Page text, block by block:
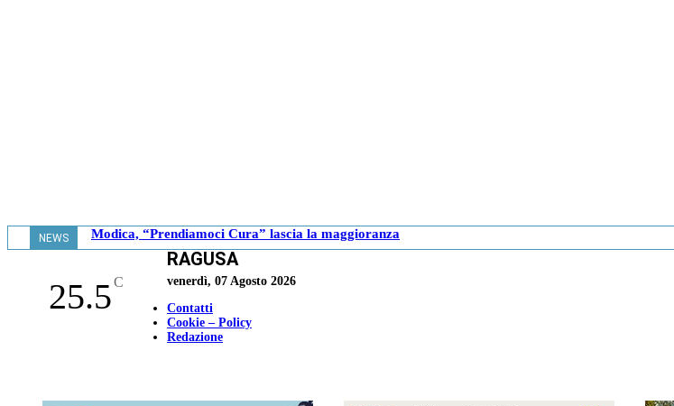
NEWS Modica, “Prendiamoci Cura” lascia la maggioranza
25.5C
RAGUSA
venerdì, 07 Agosto 2026
Contatti
Cookie – Policy
Redazione